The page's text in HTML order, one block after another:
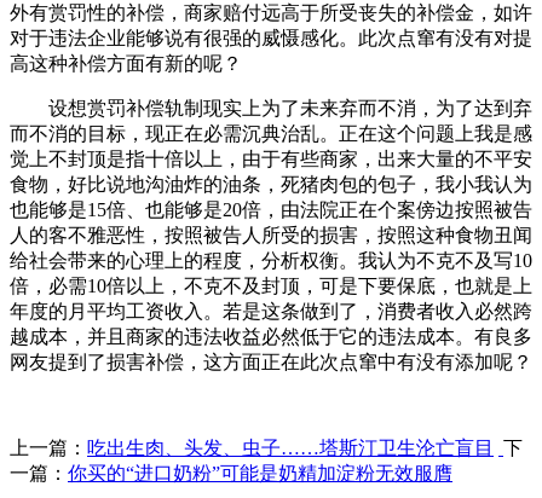
外有赏罚性的补偿，商家赔付远高于所受丧失的补偿金，如许
对于违法企业能够说有很强的威慑感化。此次点窜有没有对提
高这种补偿方面有新的呢？
设想赏罚补偿轨制现实上为了未来弃而不消，为了达到弃
而不消的目标，现正在必需沉典治乱。正在这个问题上我是感
觉上不封顶是指十倍以上，由于有些商家，出来大量的不平安
食物，好比说地沟油炸的油条，死猪肉包的包子，我小我认为
也能够是15倍、也能够是20倍，由法院正在个案傍边按照被告
人的客不雅恶性，按照被告人所受的损害，按照这种食物丑闻
给社会带来的心理上的程度，分析权衡。我认为不克不及写10
倍，必需10倍以上，不克不及封顶，可是下要保底，也就是上
年度的月平均工资收入。若是这条做到了，消费者收入必然跨
越成本，并且商家的违法收益必然低于它的违法成本。有良多
网友提到了损害补偿，这方面正在此次点窜中有没有添加呢？
上一篇： 吃出生肉、头发、虫子……塔斯汀卫生沦亡盲目
下
一篇： 你买的“进口奶粉”可能是奶精加淀粉无效服膺